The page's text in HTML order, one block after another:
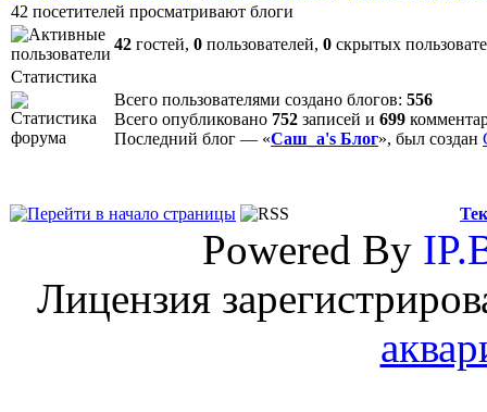
42 посетителей просматривают блоги
42 гостей, 0 пользователей, 0 скрытых
Статистика
Всего пользователями создано блогов: 556
Всего опубликовано 752 записей и 699
Последний блог — «Саш_а's Блог», был создан
Powered By
Лицензия